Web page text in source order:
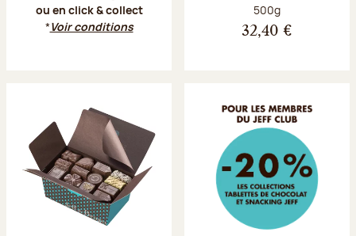
ou en click & collect
*Voir conditions
Poids net :
500g
32,40 €